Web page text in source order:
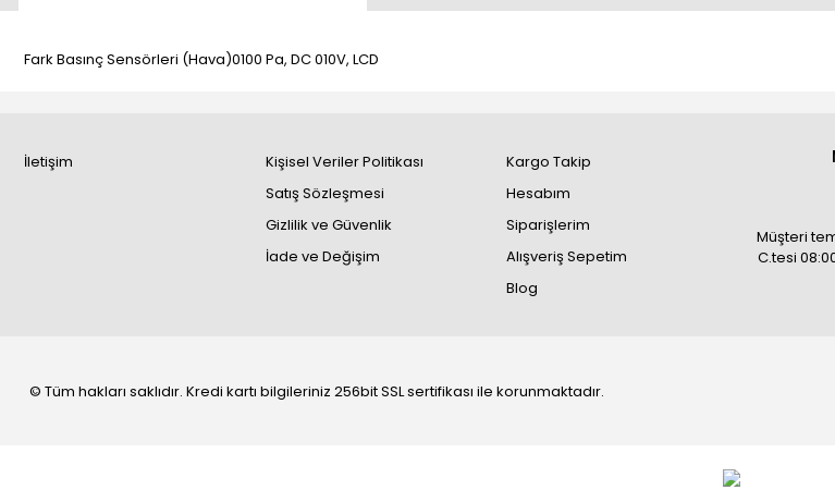
Fark Basınç Sensörleri (Hava)0100 Pa, DC 010V, LCD
İletişim
Kişisel Veriler Politikası
Satış Sözleşmesi
Gizlilik ve Güvenlik
İade ve Değişim
Kargo Takip
Hesabım
Siparişlerim
Alışveriş Sepetim
Blog
Müşteri
C.tesi
© Tüm hakları saklıdır. Kredi kartı bilgileriniz 256bit SSL sertifikası ile korunmaktadır.